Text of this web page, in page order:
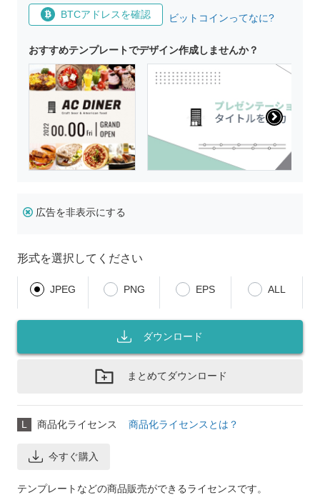
BTCアドレスを確認 ビットコインってなに?
おすすめテンプレートでデザイン作成しませんか？
広告を非表示にする
形式を選択してください
JPEG PNG EPS ALL
ダウンロード
まとめてダウンロード
L 商品化ライセンス 商品化ライセンスとは？
今すぐ購入
テンプレートなどの商品販売ができるライセンスです。